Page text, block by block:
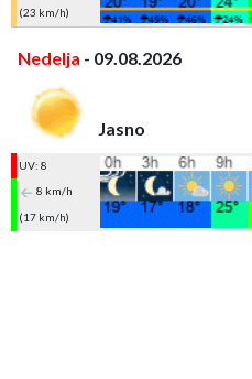
(23 km/h)
Nedelja - 09.08.2026
Jasno
UV: 8
8 km/h
(17 km/h)